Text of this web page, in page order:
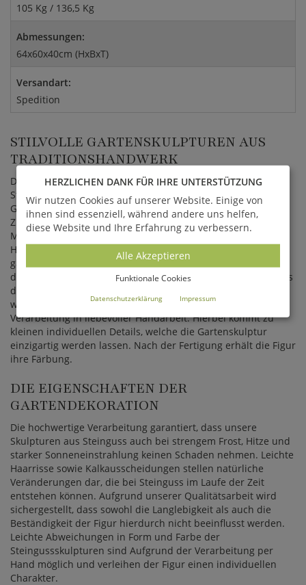
105 Kg / 136,5 Kg
Abmessungen:
64x60x40cm (HxBxT)
Versandart:
Spedition
STILVOLLE GARTENSKULPTUREN AUS
TRADITIONSHANDWERK
Die Figuren werden aus hochwertigem Stein im
Steingussverfahren gefertigt. Beim traditionellen
Gussverfahren werden natürlicher Stein in Form von Sand,
Zuschlagstoffe, Portlandzement und Wasser vermischt. Die
Mischung wird mittels aufwendiger Techniken in eine
Hohlform gegossen, um Luftlöcher zu verhindern. Dies
garantiert eine hohe Frostfestigkeit. Nach dem Austrocknen
der gehärteten Kunststeinmasse wird die Figur vorsichtig aus
der Hohlform gelöst und zum Aushärten an der frischen Luft
wettergeschützt gelagert. Danach erfolgt die weitere
Verarbeitung in liebevoller Handarbeit. Hierbei kommt zu
kleinen individuellen Details, welche die Gartenskulptur
einzigartig werden lassen. Nach der Fertigung erhält die Figur
ihre Färbung.
DIE EIGENSCHAFTEN DER
GARTENDEKORATION
Die hochwertige Verarbeitung garantiert, dass unsere
Skulpturen aus Steinguss auch bei strengem Frost, Hitze und
starker Sonneneinstrahlung keinen Schaden nehmen. Leichte
Haarrisse sowie Kalkausscheidungen stellen natürliche
Veränderungen dar, die bei Steinguss im Laufe der Zeit
entstehen können. Aufgrund unserer Qualitätsarbeit wird
sichergestellt, dass sowohl die Langlebigkeit als auch die
Beständigkeit der Figur hierdurch nicht beeinflusst werden.
Leichte Abweichungen in Form und Farbe der
Steingussskulpturen sind Aufgrund der Verarbeitung per
Hand möglich und verleihen der Figur einen individuellen
Charakter.
HERZLICHEN DANK FÜR IHRE UNTERSTÜTZUNG
Wir nutzen Cookies auf unserer Website. Einige von
ihnen sind essenziell, während andere uns helfen,
diese Website und Ihre Erfahrung zu verbessern.
Alle Akzeptieren
Funktionale Cookies
Datenschutzerklärung Impressum